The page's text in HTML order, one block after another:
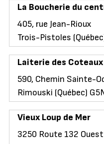
La Boucherie du
405, rue Jean-Rioux
Trois-Pistoles
Laiterie des Coteaux
590, Chemin Sainte-
Rimouski (Québec)
Vieux Loup de Mer
3250 Route 132 Ouest